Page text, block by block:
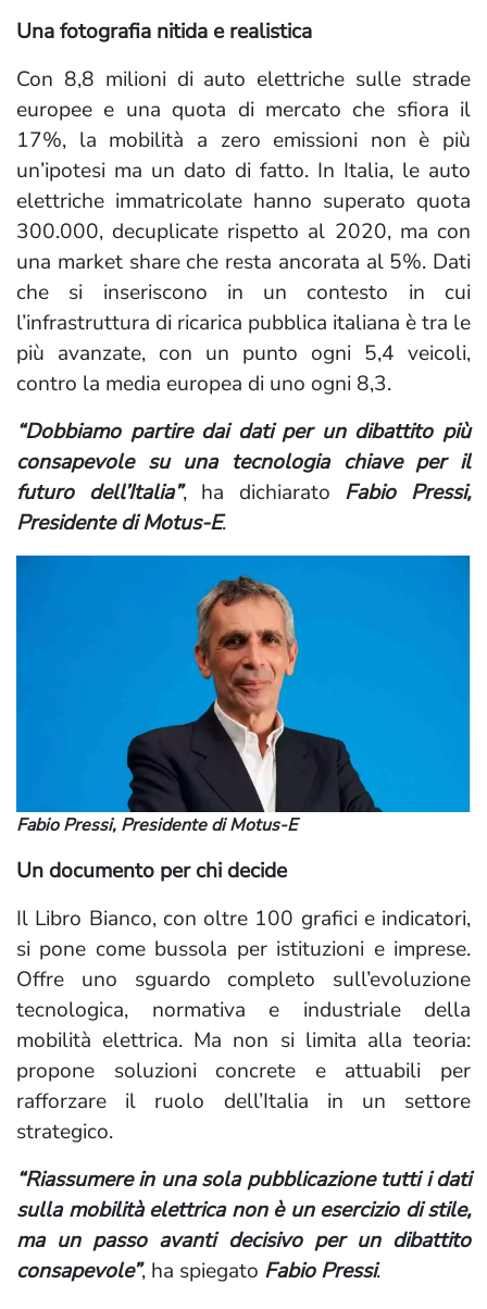
Una fotografia nitida e realistica
Con 8,8 milioni di auto elettriche sulle strade
europee e una quota di mercato che sfiora il
17%, la mobilità a zero emissioni non è più
un’ipotesi ma un dato di fatto. In Italia, le auto
elettriche immatricolate hanno superato quota
300.000, decuplicate rispetto al 2020, ma con
una market share che resta ancorata al 5%. Dati
che si inseriscono in un contesto in cui
l’infrastruttura di ricarica pubblica italiana è tra le
più avanzate, con un punto ogni 5,4 veicoli,
contro la media europea di uno ogni 8,3.
“Dobbiamo partire dai dati per un dibattito più
consapevole su una tecnologia chiave per il
futuro dell’Italia”, ha dichiarato Fabio Pressi,
Presidente di Motus-E.
Fabio Pressi, Presidente di Motus-E
Un documento per chi decide
Il Libro Bianco, con oltre 100 grafici e indicatori,
si pone come bussola per istituzioni e imprese.
Offre uno sguardo completo sull’evoluzione
tecnologica, normativa e industriale della
mobilità elettrica. Ma non si limita alla teoria:
propone soluzioni concrete e attuabili per
rafforzare il ruolo dell’Italia in un settore
strategico.
“Riassumere in una sola pubblicazione tutti i dati
sulla mobilità elettrica non è un esercizio di stile,
ma un passo avanti decisivo per un dibattito
consapevole”, ha spiegato Fabio Pressi.